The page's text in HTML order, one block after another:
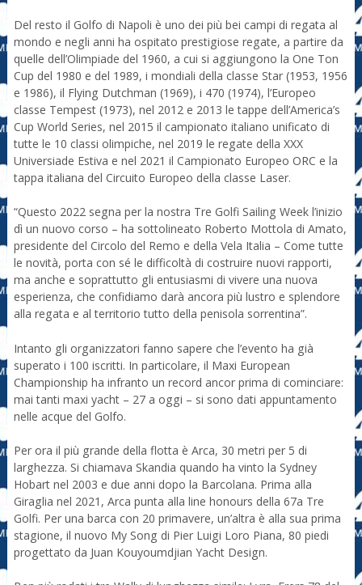
Del resto il Golfo di Napoli è uno dei più bei campi di regata al
mondo e negli anni ha ospitato prestigiose regate, a partire da
quelle dell’Olimpiade del 1960, a cui si aggiungono la One Ton
Cup del 1980 e del 1989, i mondiali della classe Star (1953, 1956
e 1986), il Flying Dutchman (1969), i 470 (1974), l’Europeo
classe Tempest (1973), nel 2012 e 2013 le tappe dell’America’s
Cup World Series, nel 2015 il campionato italiano unificato di
tutte le 10 classi olimpiche, nel 2019 le regate della XXX
Universiade Estiva e nel 2021 il Campionato Europeo ORC e la
tappa italiana del Circuito Europeo della classe Laser.
“Questo 2022 segna per la nostra Tre Golfi Sailing Week l’inizio
dì un nuovo corso – ha sottolineato Roberto Mottola di Amato,
presidente del Circolo del Remo e della Vela Italia – Come tutte
le novità, porta con sé le difficoltà di costruire nuovi rapporti,
ma anche e soprattutto gli entusiasmi di vivere una nuova
esperienza, che confidiamo darà ancora più lustro e splendore
alla regata e al territorio tutto della penisola sorrentina”.
Intanto gli organizzatori fanno sapere che l’evento ha già
superato i 100 iscritti. In particolare, il Maxi European
Championship ha infranto un record ancor prima di cominciare:
mai tanti maxi yacht – 27 a oggi – si sono dati appuntamento
nelle acque del Golfo.
Per ora il più grande della flotta è Arca, 30 metri per 5 di
larghezza. Si chiamava Skandia quando ha vinto la Sydney
Hobart nel 2003 e due anni dopo la Barcolana. Prima alla
Giraglia nel 2021, Arca punta alla line honours della 67a Tre
Golfi. Per una barca con 20 primavere, un’altra è alla sua prima
stagione, il nuovo My Song di Pier Luigi Loro Piana, 80 piedi
progettato da Juan Kouyoumdjian Yacht Design.